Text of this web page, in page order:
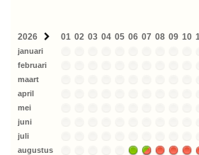
2026 01 02 03 04 05 06 07 08 09 10
januari
februari
maart
april
mei
juni
juli
augustus